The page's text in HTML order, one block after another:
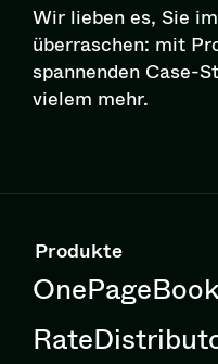
Wir lieben es, Sie
überraschen: mit
spannenden Case-
vielem mehr.
Produkte